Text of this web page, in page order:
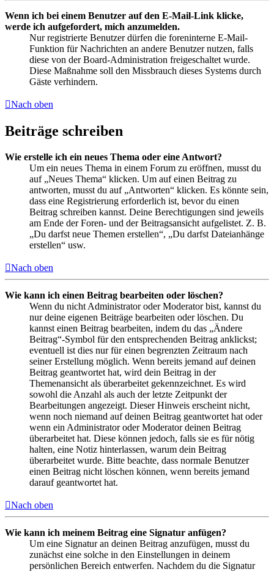
Wenn ich bei einem Benutzer auf den E-Mail-Link klicke,
werde ich aufgefordert, mich anzumelden.
Nur registrierte Benutzer dürfen die foreninterne E-Mail-
Funktion für Nachrichten an andere Benutzer nutzen, falls
diese von der Board-Administration freigeschaltet wurde.
Diese Maßnahme soll den Missbrauch dieses Systems durch
Gäste verhindern.
Nach oben
Beiträge schreiben
Wie erstelle ich ein neues Thema oder eine Antwort?
Um ein neues Thema in einem Forum zu eröffnen, musst du
auf „Neues Thema“ klicken. Um auf einen Beitrag zu
antworten, musst du auf „Antworten“ klicken. Es könnte sein,
dass eine Registrierung erforderlich ist, bevor du einen
Beitrag schreiben kannst. Deine Berechtigungen sind jeweils
am Ende der Foren- und der Beitragsansicht aufgelistet. Z. B.
„Du darfst neue Themen erstellen“, „Du darfst Dateianhänge
erstellen“ usw.
Nach oben
Wie kann ich einen Beitrag bearbeiten oder löschen?
Wenn du nicht Administrator oder Moderator bist, kannst du
nur deine eigenen Beiträge bearbeiten oder löschen. Du
kannst einen Beitrag bearbeiten, indem du das „Ändere
Beitrag“-Symbol für den entsprechenden Beitrag anklickst;
eventuell ist dies nur für einen begrenzten Zeitraum nach
seiner Erstellung möglich. Wenn bereits jemand auf deinen
Beitrag geantwortet hat, wird dein Beitrag in der
Themenansicht als überarbeitet gekennzeichnet. Es wird
sowohl die Anzahl als auch der letzte Zeitpunkt der
Bearbeitungen angezeigt. Dieser Hinweis erscheint nicht,
wenn noch niemand auf deinen Beitrag geantwortet hat oder
wenn ein Administrator oder Moderator deinen Beitrag
überarbeitet hat. Diese können jedoch, falls sie es für nötig
halten, eine Notiz hinterlassen, warum dein Beitrag
überarbeitet wurde. Bitte beachte, dass normale Benutzer
einen Beitrag nicht löschen können, wenn bereits jemand
darauf geantwortet hat.
Nach oben
Wie kann ich meinem Beitrag eine Signatur anfügen?
Um eine Signatur an deinen Beitrag anzufügen, musst du
zunächst eine solche in den Einstellungen in deinem
persönlichen Bereich entwerfen. Nachdem du die Signatur